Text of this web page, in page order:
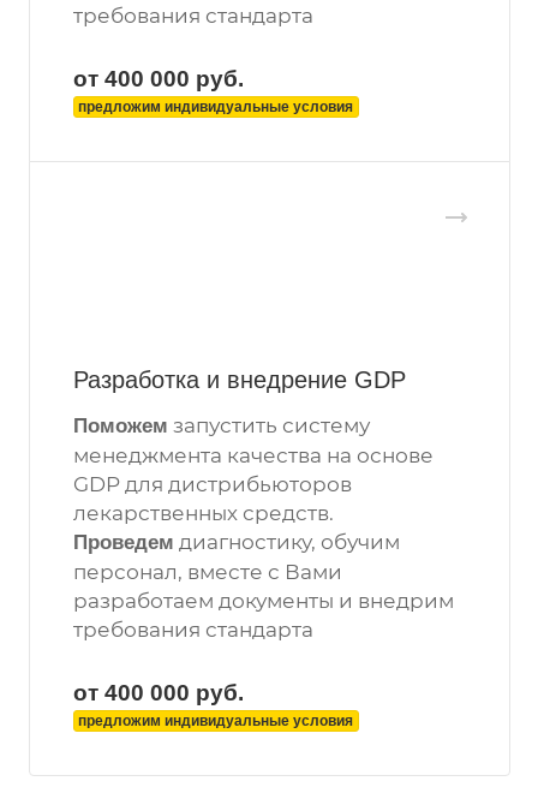
требования стандарта
от 400 000 руб.
предложим индивидуальные условия
Разработка и внедрение GDP
Поможем запустить систему
менеджмента качества на основе
GDP для дистрибьюторов
лекарственных средств.
Проведем диагностику, обучим
персонал, вместе с Вами
разработаем документы и внедрим
требования стандарта
от 400 000 руб.
предложим индивидуальные условия